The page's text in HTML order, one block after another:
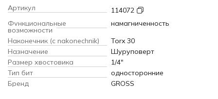
Артикул
114072
Функциональные
возможности
намагниченность
Наконечник (c nakonechnik)
Torx 30
Назначение
Шуруповерт
Размер хвостовика
1/4"
Тип бит
односторонние
Бренд
GROSS